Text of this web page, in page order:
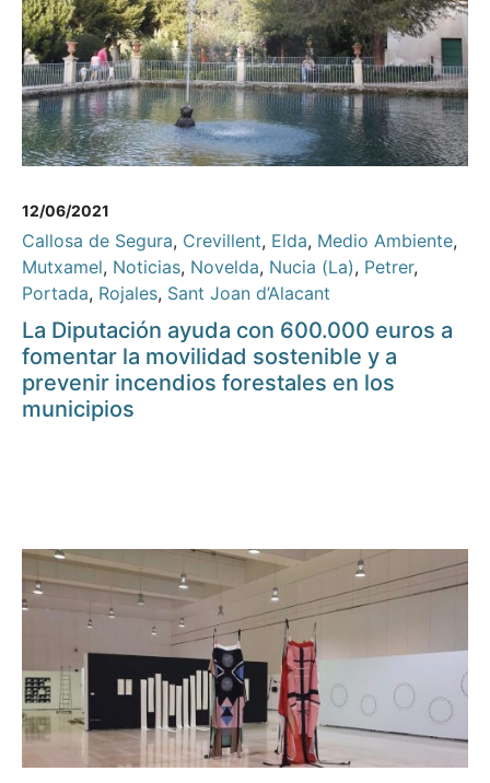
12/06/2021
Callosa de Segura, Crevillent, Elda, Medio Ambiente,
Mutxamel, Noticias, Novelda, Nucia (La), Petrer,
Portada, Rojales, Sant Joan d’Alacant
La Diputación ayuda con 600.000 euros a
fomentar la movilidad sostenible y a
prevenir incendios forestales en los
municipios